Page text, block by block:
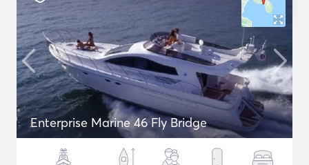
Enterprise Marine 46 Fly Bridge